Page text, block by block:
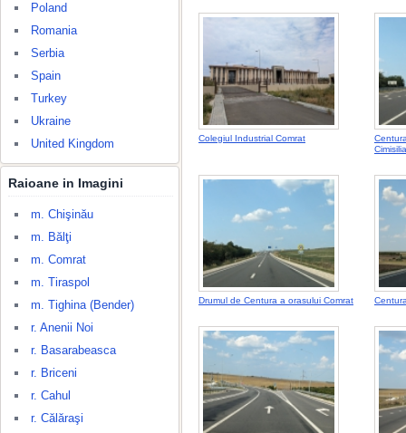
Poland
Romania
Serbia
Spain
Turkey
Ukraine
United Kingdom
Raioane in Imagini
m. Chişinău
m. Bălţi
m. Comrat
m. Tiraspol
m. Tighina (Bender)
r. Anenii Noi
r. Basarabeasca
r. Briceni
r. Cahul
r. Călăraşi
Colegiul Industrial Comrat
Drumul de Centura a orasului Comrat